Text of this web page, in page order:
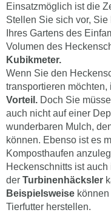
Einsatzmöglich ist die
Stellen Sie sich vor,
Ihres Gartens des
Volumen des
Kubikmeter.
Wenn Sie den
transportieren
Vorteil. Doch Sie
auch nicht auf einer
wunderbaren Mulch,
können. Ebenso ist es
Komposthaufen
Heckenschnitts ist
der Turbinenhäcksler
Beispielsweise
Tierfutter herstellen.